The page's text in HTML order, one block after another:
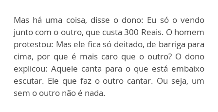
Mas há uma coisa, disse o dono: Eu só o vendo
junto com o outro, que custa 300 Reais. O homem
protestou: Mas ele fica só deitado, de barriga para
cima, por que é mais caro que o outro? O dono
explicou: Aquele canta para o que está embaixo
escutar. Ele que faz o outro cantar. Ou seja, um
sem o outro não é nada.